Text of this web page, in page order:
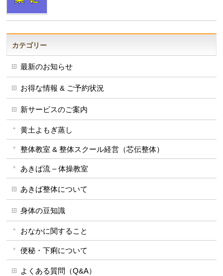
カテゴリー
最新のお知らせ
お得な情報 & ご予約状況
新サービスのご案内
黄土よもぎ蒸し
整体教室 & 整体スクール経営（芯伝整体）
あきば流 – 体操教室
あきば整体について
身体の豆知識
おなかに関すること
便秘・下痢について
よくある質問（Q&A）